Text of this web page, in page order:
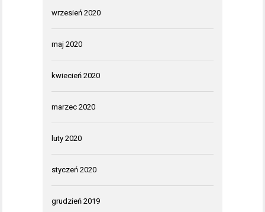
wrzesień 2020
maj 2020
kwiecień 2020
marzec 2020
luty 2020
styczeń 2020
grudzień 2019